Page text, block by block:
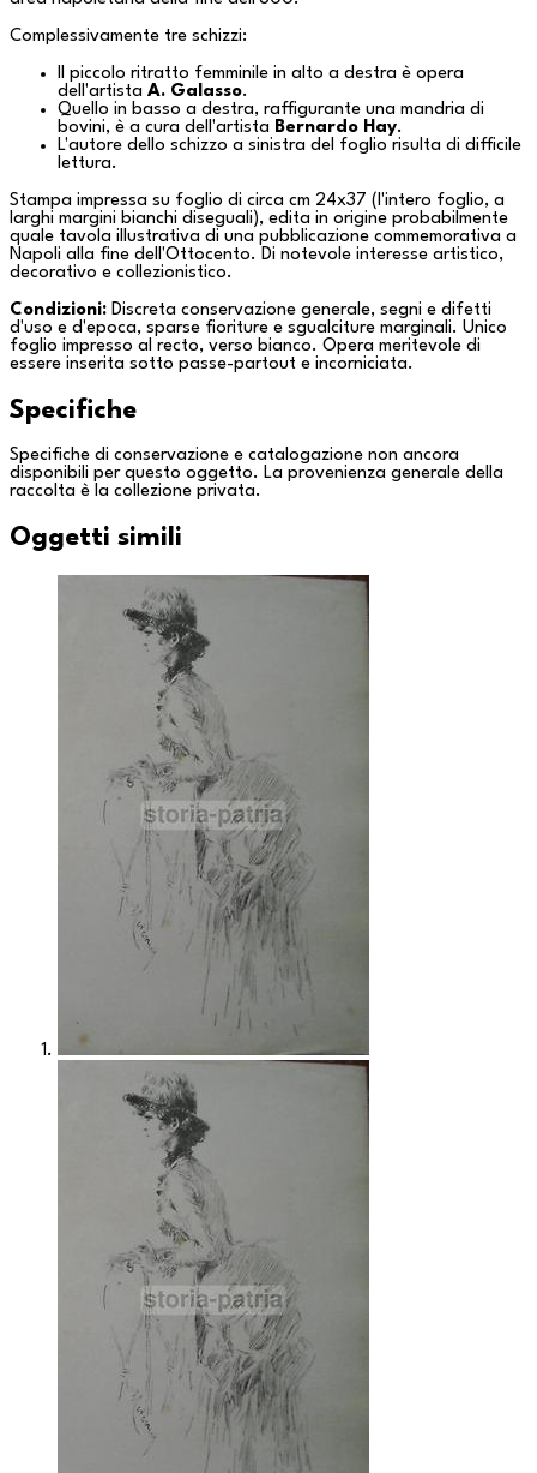
Complessivamente tre schizzi:
Il piccolo ritratto femminile in alto a destra è opera
dell'artista A. Galasso.
Quello in basso a destra, raffigurante una mandria di
bovini, è a cura dell'artista Bernardo Hay.
L'autore dello schizzo a sinistra del foglio risulta di difficile
lettura.
Stampa impressa su foglio di circa cm 24x37 (l'intero foglio, a
larghi margini bianchi diseguali), edita in origine probabilmente
quale tavola illustrativa di una pubblicazione commemorativa a
Napoli alla fine dell'Ottocento. Di notevole interesse artistico,
decorativo e collezionistico.
Condizioni: Discreta conservazione generale, segni e difetti
d'uso e d'epoca, sparse fioriture e sgualciture marginali. Unico
foglio impresso al recto, verso bianco. Opera meritevole di
essere inserita sotto passe-partout e incorniciata.
Specifiche
Specifiche di conservazione e catalogazione non ancora
disponibili per questo oggetto. La provenienza generale della
raccolta è la collezione privata.
Oggetti simili